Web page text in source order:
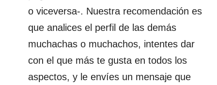
o viceversa-. Nuestra recomendación es
que analices el perfil de las demás
muchachas o muchachos, intentes dar
con el que más te gusta en todos los
aspectos, y le envíes un mensaje que